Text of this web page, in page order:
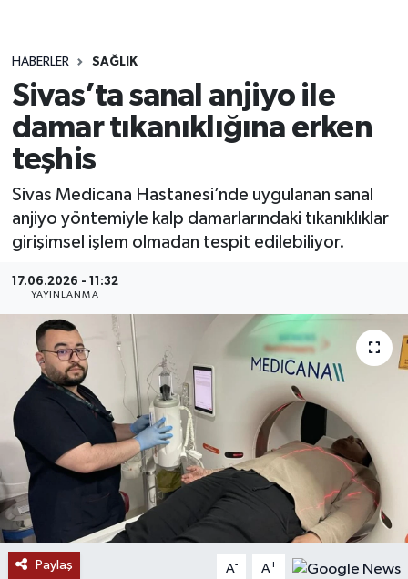
HABERLER SAĞLIK
Sivas’ta sanal anjiyo ile
damar tıkanıklığına erken
teşhis
Sivas Medicana Hastanesi’nde uygulanan sanal
anjiyo yöntemiyle kalp damarlarındaki tıkanıklıklar
girişimsel işlem olmadan tespit edilebiliyor.
17.06.2026 - 11:32
YAYINLANMA
Paylaş A- A+
GÜNCEL
KÜLTÜR
MAGAZİN
ÖZEL HABER
RESMİ İLANLAR
SAĞLIK
SİYASET
SOSYAL YARDIMLAR
SPONSORLU YAZI
TEKNOLOJİ
Son Dakika Haberleri
Haber Arşivi